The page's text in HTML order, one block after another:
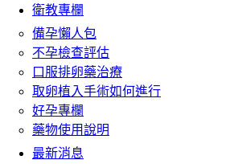
衛教專欄
備孕懶人包
不孕檢查評估
口服排卵藥治療
取卵植入手術如何進行
好孕專欄
藥物使用說明
最新消息